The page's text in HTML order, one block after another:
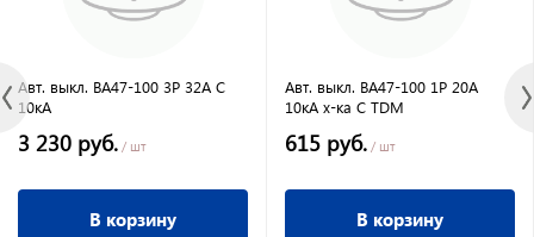
Авт. выкл. ВА47-100 3Р 32А С
10кА
3 230 руб. / шт
В корзину
Авт. выкл. ВА47-100 1Р 20А
10кА х-ка С TDM
615 руб. / шт
В корзину